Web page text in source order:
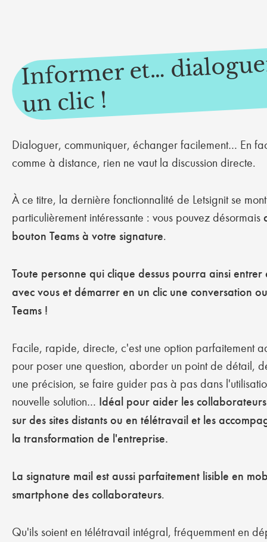
mer et…
un clic !
Dialoguer, communiquer, échanger facilement… En
comme à distance, rien ne vaut la discussion directe.
À ce titre, la dernière fonctionnalité de Letsignit se
particulièrement intéressante : vous pouvez désormais
bouton Teams à votre signature.
Toute personne qui clique dessus pourra ainsi entrer
avec vous et démarrer en un clic une conversation
Teams !
Facile, rapide, directe, c'est une option parfaitement
pour poser une question, aborder un point de détail,
une précision, se faire guider pas à pas dans
nouvelle solution… Idéal pour aider les
sur des sites distants ou en télétravail et les
la transformation de l'entreprise.
La signature mail est aussi parfaitement lisible en
smartphone des collaborateurs.
Qu'ils soient en télétravail intégral, fréquemment en